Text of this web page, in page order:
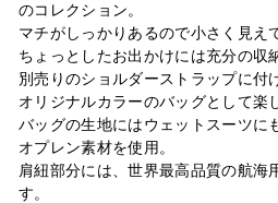
のコレクション。
マチがしっかりあるので小さく見え
ちょっとしたお出かけには充分の収
別売りのショルダーストラップに付
オリジナルカラーのバッグとして楽
バッグの生地にはウェットスーツに
オプレン素材を使用。
肩紐部分には、世界最高品質の航海
す。